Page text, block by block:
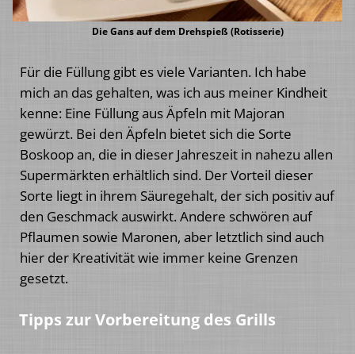
Die Gans auf dem Drehspieß (Rotisserie)
Für die Füllung gibt es viele Varianten. Ich habe
mich an das gehalten, was ich aus meiner Kindheit
kenne: Eine Füllung aus Äpfeln mit Majoran
gewürzt. Bei den Äpfeln bietet sich die Sorte
Boskoop an, die in dieser Jahreszeit in nahezu allen
Supermärkten erhältlich sind. Der Vorteil dieser
Sorte liegt in ihrem Säuregehalt, der sich positiv auf
den Geschmack auswirkt. Andere schwören auf
Pflaumen sowie Maronen, aber letztlich sind auch
hier der Kreativität wie immer keine Grenzen
gesetzt.
Tipps zur Vorbereitung des Grills